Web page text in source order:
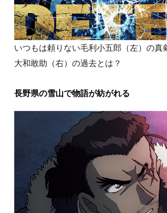
いつもは頼りない毛利小五郎（左）の真
大和敢助（右）の過去とは？
長野県の雪山で物語が紡がれる